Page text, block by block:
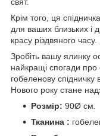
Крім того, ця
для ваших близьких і
красу різдвяного часу.
Зробіть вашу ялинку
найкращі спогади про
гобеленову спідничку
Нового року стане
Розмір: 90Ø см.
Тканина :